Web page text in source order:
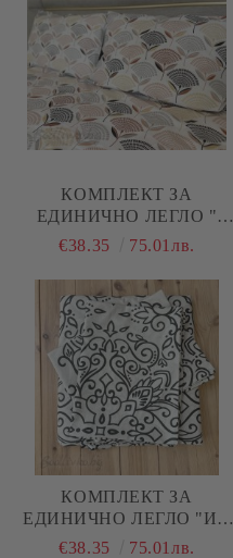
КОМПЛЕКТ ЗА
ЕДИНИЧНО ЛЕГЛО "
ЗЛАТЕН ЛИСТ"
€38.35 75.01лв.
КОМПЛЕКТ ЗА
ЕДИНИЧНО ЛЕГЛО "ИН
И ЯН"
€38.35 75.01лв.